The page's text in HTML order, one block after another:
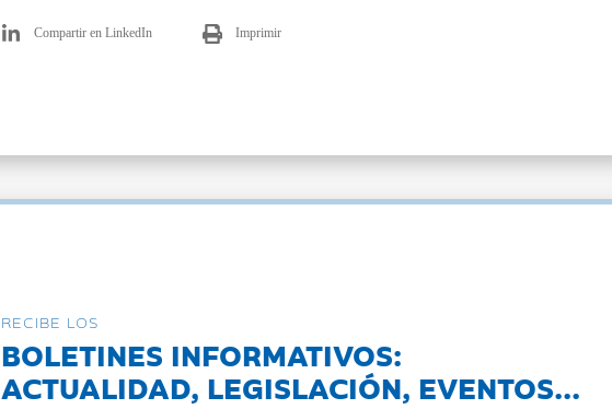
Compartir en LinkedIn Imprimir
RECIBE LOS
BOLETINES INFORMATIVOS:
ACTUALIDAD, LEGISLACIÓN, EVENTOS...